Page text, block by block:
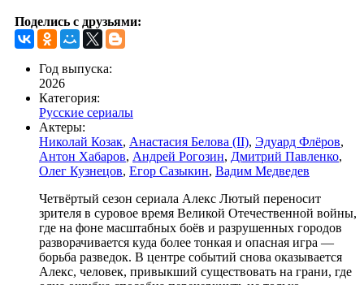
Поделись с друзьями:
Год выпуска:
2026
Категория:
Русские сериалы
Актеры:
Николай Козак, Анастасия Белова (II), Эдуард Флёров,
Антон Хабаров, Андрей Рогозин, Дмитрий Павленко,
Олег Кузнецов, Егор Сазыкин, Вадим Медведев
Четвёртый сезон сериала Алекс Лютый переносит
зрителя в суровое время Великой Отечественной войны,
где на фоне масштабных боёв и разрушенных городов
разворачивается куда более тонкая и опасная игра —
борьба разведок. В центре событий снова оказывается
Алекс, человек, привыкший существовать на грани, где